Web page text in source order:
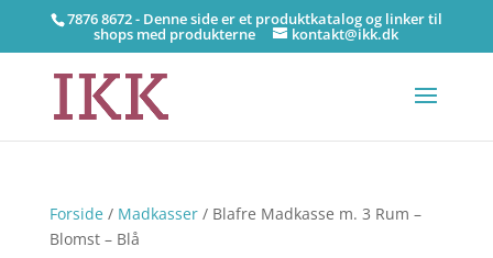
7876 8672 - Denne side er et produktkatalog og linker til
shops med produkterne kontakt@ikk.dk
Forside/ Madkasser/ Blafre Madkasse m. 3 Rum –
Blomst – Blå